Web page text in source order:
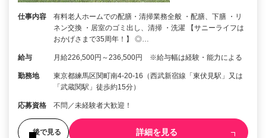
仕事内容
有料老人ホームでの配膳・清掃業務全般 ・配膳、下膳 ・リ
ネン交換 ・居室のゴミ出し、清掃 ・洗濯 【サニーライフは
おかげさまで35周年！】 ◎…
給与 月給226,500円～236,500円 ※給与幅は経験・能力による
勤務地
東京都練馬区関町南4-20-16（西武新宿線「東伏見駅」又は
「武蔵関駅」徒歩約15分）
応募資格 不問／未経験者大歓迎！
後で見る 詳細を見る